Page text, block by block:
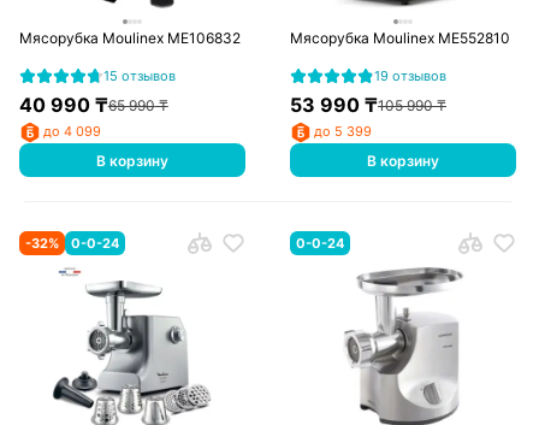
Мясорубка Moulinex ME106832
15 отзывов
40 990₸65 990₸
до 4 099
В корзину
Мясорубка Moulinex ME552810
19 отзывов
53 990 ₸105 990₸
до 5 399
В корзину
-32% 0-0-24 0-0-24